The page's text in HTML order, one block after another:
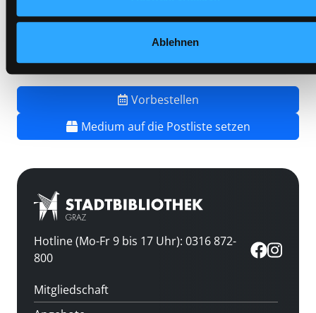
Ablehnen
Barcode:2505SB00661
Vorbestellen
Medium auf die Postliste setzen
Hotline (Mo-Fr 9 bis 17 Uhr): 0316 872-
800
Mitgliedschaft